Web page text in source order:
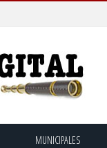
MUNICIPALES